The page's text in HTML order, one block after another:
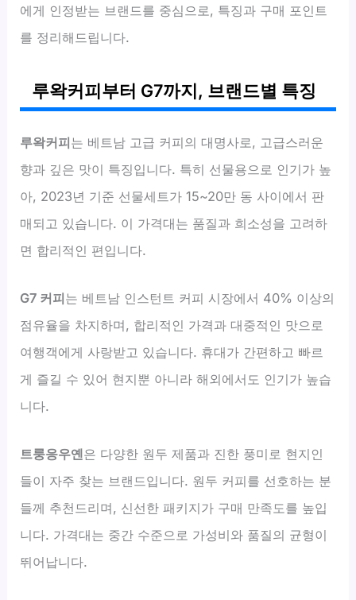
에게 인정받는 브랜드를 중심으로, 특징과 구매 포인트
를 정리해드립니다.
루왁커피부터 G7까지, 브랜드별 특징
루왁커피는 베트남 고급 커피의 대명사로, 고급스러운
향과 깊은 맛이 특징입니다. 특히 선물용으로 인기가 높
아, 2023년 기준 선물세트가 15~20만 동 사이에서 판
매되고 있습니다. 이 가격대는 품질과 희소성을 고려하
면 합리적인 편입니다.
G7 커피는 베트남 인스턴트 커피 시장에서 40% 이상의
점유율을 차지하며, 합리적인 가격과 대중적인 맛으로
여행객에게 사랑받고 있습니다. 휴대가 간편하고 빠르
게 즐길 수 있어 현지뿐 아니라 해외에서도 인기가 높습
니다.
트룽응우옌은 다양한 원두 제품과 진한 풍미로 현지인
들이 자주 찾는 브랜드입니다. 원두 커피를 선호하는 분
들께 추천드리며, 신선한 패키지가 구매 만족도를 높입
니다. 가격대는 중간 수준으로 가성비와 품질의 균형이
뛰어납니다.